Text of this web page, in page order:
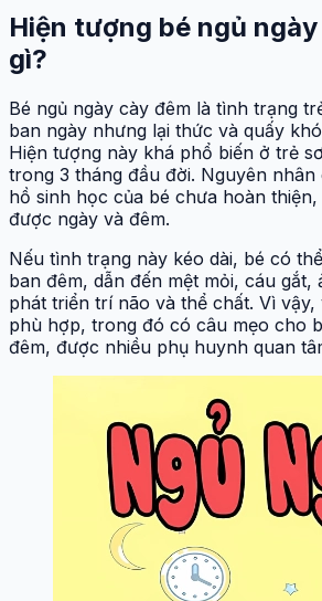
Hiện tượng bé ngủ
gì?
Bé ngủ ngày cày đêm là tình trạng
ban ngày nhưng lại thức và quấy
Hiện tượng này khá phổ biến ở trẻ
trong 3 tháng đầu đời. Nguyên
hồ sinh học của bé chưa hoàn
được ngày và đêm.
Nếu tình trạng này kéo dài, bé có
ban đêm, dẫn đến mệt mỏi, cáu gắt,
phát triển trí não và thể chất. Vì vậy,
phù hợp, trong đó có câu mẹo cho
đêm, được nhiều phụ huynh quan